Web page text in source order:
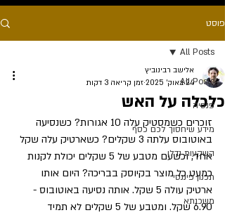
פוסט
All Posts
פנסיה
מידע שיחסוך לכם כסף
השקעות נדלן
תכנון פיננסי
משכנתא
All Posts
כלכלה על האש
אלישב רבינוביץ
24 באוק׳ 2025
זמן קריאה 3 דקות
זוכרים כשמסטיק עלה 10 אגורות? כשנסיעה
באוטובוס עלתה 3 שקלים? כשארטיק עלה שקל
אחד, וכשעם מטבע של 5 שקלים יכולת לקנות
כמעט כל מוצר בקיוסק בבריכה? היום אותו
ארטיק עולה 5 שקל. אותה נסיעה באוטובוס -
6.90 שקל. ומטבע של 5 שקלים לא תמיד